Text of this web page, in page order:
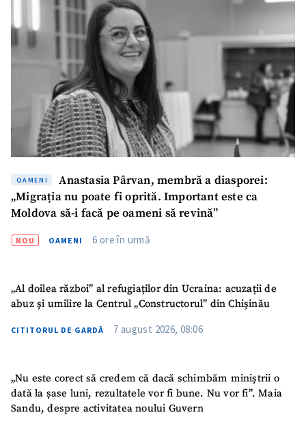
OAMENI
Anastasia Pârvan, membră a diasporei:
„Migrația nu poate fi oprită. Important este ca
Moldova să-i facă pe oameni să revină”
NOU OAMENI 6 ore în urmă
„Al doilea război” al refugiaților din Ucraina: acuzații de
abuz și umilire la Centrul „Constructorul” din Chișinău
CITITORUL DE GARDĂ 7 august 2026, 08:06
„Nu este corect să credem că dacă schimbăm miniștrii o
dată la șase luni, rezultatele vor fi bune. Nu vor fi”. Maia
Sandu, despre activitatea noului Guvern